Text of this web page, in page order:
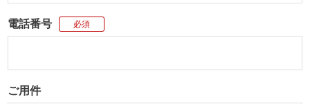
電話番号 必須
ご用件